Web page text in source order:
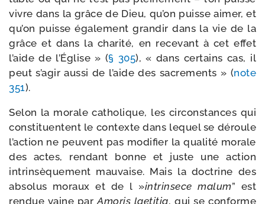
vivre dans la grâce de Dieu, qu’on puisse aimer, et
qu’on puisse éga­le­ment gran­dir dans la vie de la
grâce et dans la cha­ri­té, en rece­vant à cet effet
l’aide de l’Église » (§ 305), « dans cer­tains cas, il
peut s’agir aus­si de l’aide des sacre­ments » (note
351).
Selon la morale catho­lique, les cir­cons­tances qui
consti­tuentent le contexte dans lequel se déroule
l’ac­tion ne peuvent pas modi­fier la qua­li­té morale
des actes, ren­dant bonne et juste une action
intrin­sè­que­ment mau­vaise. Mais la doc­trine des
abso­lus moraux et de l »intrin­sece malum” est
ren­due vaine parAmoris lae­ti­tia, qui se conforme